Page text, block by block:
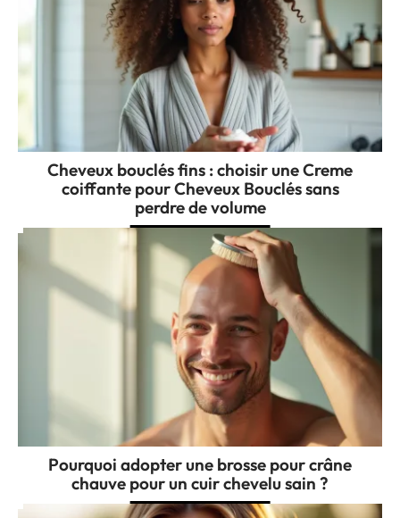
Cheveux bouclés fins : choisir une Creme
coiffante pour Cheveux Bouclés sans
perdre de volume
Pourquoi adopter une brosse pour crâne
chauve pour un cuir chevelu sain ?